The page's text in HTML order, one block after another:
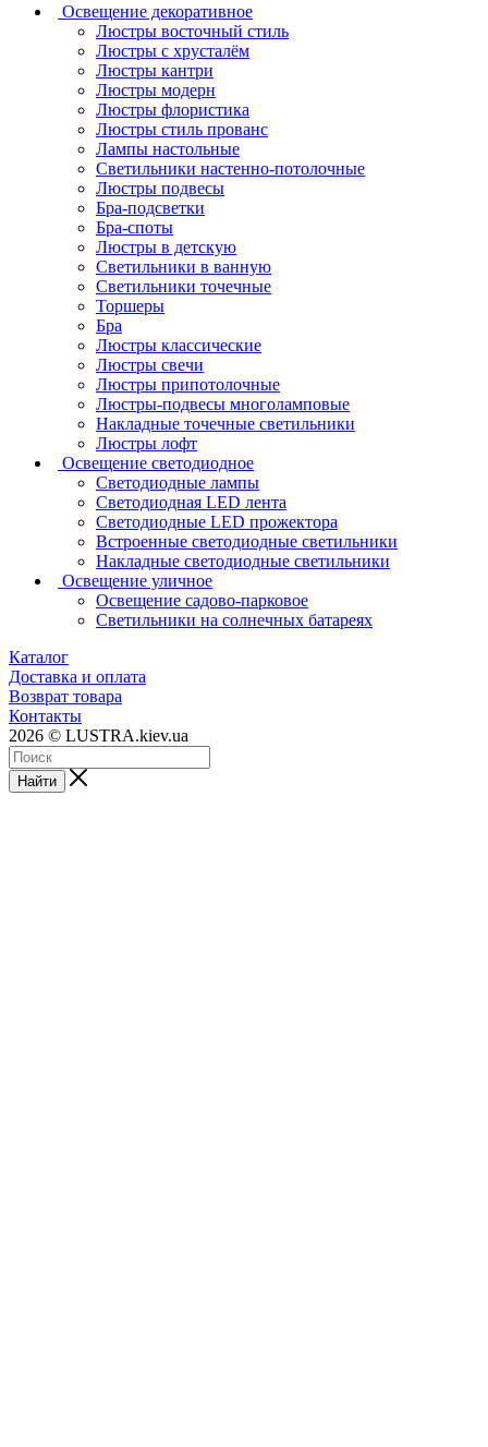
Освещение декоративное
Люстры восточный стиль
Люстры с хрусталём
Люстры кантри
Люстры модерн
Люстры флористика
Люстры стиль прованс
Лампы настольные
Светильники настенно-потолочные
Люстры подвесы
Бра-подсветки
Бра-споты
Люстры в детскую
Светильники в ванную
Светильники точечные
Торшеры
Бра
Люстры классические
Люстры свечи
Люстры припотолочные
Люстры-подвесы многоламповые
Накладные точечные светильники
Люстры лофт
Освещение светодиодное
Светодиодные лампы
Светодиодная LED лента
Светодиодные LED прожектора
Встроенные светодиодные светильники
Накладные светодиодные светильники
Освещение уличное
Освещение садово-парковое
Светильники на солнечных батареях
Каталог
Доставка и оплата
Возврат товара
Контакты
2026 © LUSTRA.kiev.ua
Найти